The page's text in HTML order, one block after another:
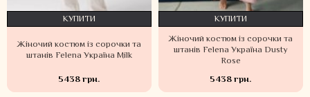
Жіночий костюм із сорочки та
штанів Felena Україна Milk
5438 грн.
КУПИТИ
Жіночий костюм із сорочки та
штанів Felena Україна Dusty
Rose
5438 грн.
КУПИТИ